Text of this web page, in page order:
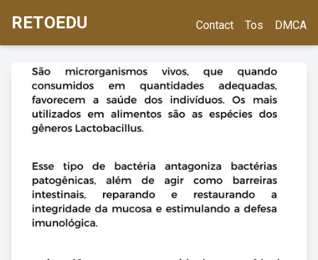
RETOEDU Contact Tos DMCA